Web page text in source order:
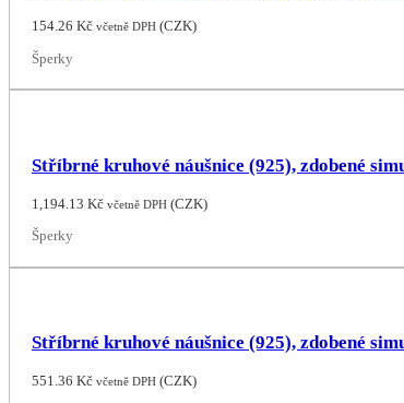
154.26 Kč včetně DPH(CZK)
Šperky
Stříbrné kruhové náušnice (925), zdobené
1,194.13 Kč včetně DPH(CZK)
Šperky
Stříbrné kruhové náušnice (925), zdobené
551.36 Kč včetně DPH(CZK)